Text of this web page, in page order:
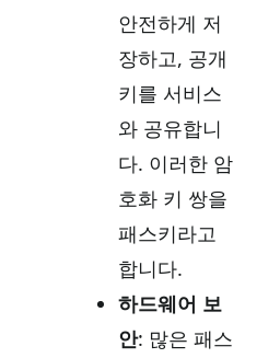
안전하게 저
장하고, 공개
키를 서비스
와 공유합니
다. 이러한 암
호화 키 쌍을
패스키라고
합니다.
하드웨어 보
안: 많은 패스